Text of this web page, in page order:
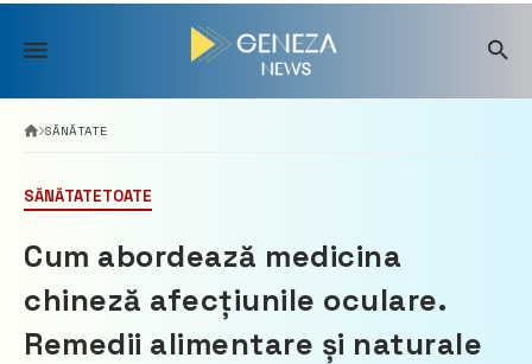
Skip
content
SĂNĂTATE
SĂNĂTATETOATE
Cum abordează medicina
chineză afecțiunile oculare.
Remedii alimentare și naturale